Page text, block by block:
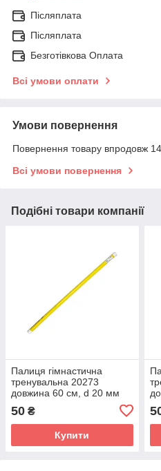
Післяплата
Післяплата
Безготівкова Оплата
Всі умови оплати
Умови повернення
Повернення товару впродовж
Всі умови повернення
Подібні товари компанії
Палиця гімнастична
тренувальна 20273
довжина 60 см, d 20 мм
50 ₴
Купити